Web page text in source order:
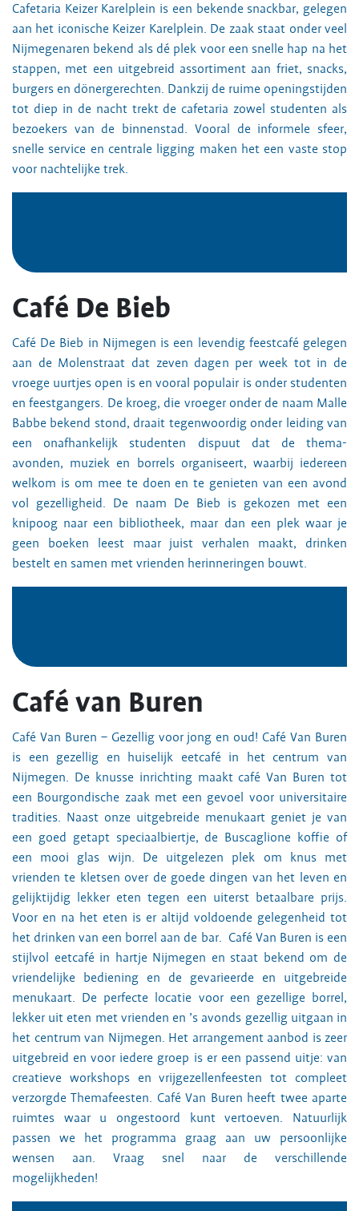
Cafetaria Keizer Karelplein is een bekende snackbar, gelegen
aan het iconische Keizer Karelplein. De zaak staat onder veel
Nijmegenaren bekend als dé plek voor een snelle hap na het
stappen, met een uitgebreid assortiment aan friet, snacks,
burgers en dönergerechten. Dankzij de ruime openingstijden
tot diep in de nacht trekt de cafetaria zowel studenten als
bezoekers van de binnenstad. Vooral de informele sfeer,
snelle service en centrale ligging maken het een vaste stop
voor nachtelijke trek.
Café De Bieb
Café De Bieb in Nijmegen is een levendig feestcafé gelegen
aan de Molenstraat dat zeven dagen per week tot in de
vroege uurtjes open is en vooral populair is onder studenten
en feestgangers. De kroeg, die vroeger onder de naam Malle
Babbe bekend stond, draait tegenwoordig onder leiding van
een onafhankelijk studenten dispuut dat de thema-
avonden, muziek en borrels organiseert, waarbij iedereen
welkom is om mee te doen en te genieten van een avond
vol gezelligheid. De naam De Bieb is gekozen met een
knipoog naar een bibliotheek, maar dan een plek waar je
geen boeken leest maar juist verhalen maakt, drinken
bestelt en samen met vrienden herinneringen bouwt.
Café van Buren
Café Van Buren – Gezellig voor jong en oud! Café Van Buren
is een gezellig en huiselijk eetcafé in het centrum van
Nijmegen. De knusse inrichting maakt café Van Buren tot
een Bourgondische zaak met een gevoel voor universitaire
tradities. Naast onze uitgebreide menukaart geniet je van
een goed getapt speciaalbiertje, de Buscaglione koffie of
een mooi glas wijn. De uitgelezen plek om knus met
vrienden te kletsen over de goede dingen van het leven en
gelijktijdig lekker eten tegen een uiterst betaalbare prijs.
Voor en na het eten is er altijd voldoende gelegenheid tot
het drinken van een borrel aan de bar. Café Van Buren is een
stijlvol eetcafé in hartje Nijmegen en staat bekend om de
vriendelijke bediening en de gevarieerde en uitgebreide
menukaart. De perfecte locatie voor een gezellige borrel,
lekker uit eten met vrienden en ’s avonds gezellig uitgaan in
het centrum van Nijmegen. Het arrangement aanbod is zeer
uitgebreid en voor iedere groep is er een passend uitje: van
creatieve workshops en vrijgezellenfeesten tot compleet
verzorgde Themafeesten. Café Van Buren heeft twee aparte
ruimtes waar u ongestoord kunt vertoeven. Natuurlijk
passen we het programma graag aan uw persoonlijke
wensen aan. Vraag snel naar de verschillende
mogelijkheden!